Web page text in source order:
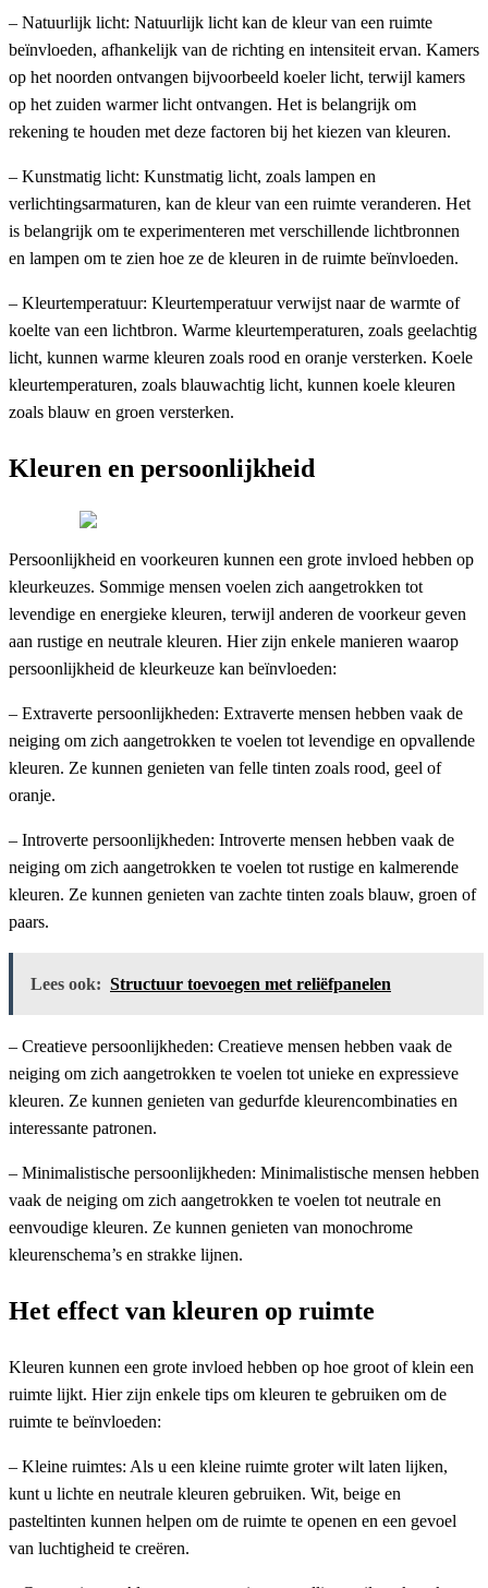
– Natuurlijk licht: Natuurlijk licht kan de kleur van een ruimte
beïnvloeden, afhankelijk van de richting en intensiteit ervan. Kamers
op het noorden ontvangen bijvoorbeeld koeler licht, terwijl kamers
op het zuiden warmer licht ontvangen. Het is belangrijk om
rekening te houden met deze factoren bij het kiezen van kleuren.
– Kunstmatig licht: Kunstmatig licht, zoals lampen en
verlichtingsarmaturen, kan de kleur van een ruimte veranderen. Het
is belangrijk om te experimenteren met verschillende lichtbronnen
en lampen om te zien hoe ze de kleuren in de ruimte beïnvloeden.
– Kleurtemperatuur: Kleurtemperatuur verwijst naar de warmte of
koelte van een lichtbron. Warme kleurtemperaturen, zoals geelachtig
licht, kunnen warme kleuren zoals rood en oranje versterken. Koele
kleurtemperaturen, zoals blauwachtig licht, kunnen koele kleuren
zoals blauw en groen versterken.
Kleuren en persoonlijkheid
Persoonlijkheid en voorkeuren kunnen een grote invloed hebben op
kleurkeuzes. Sommige mensen voelen zich aangetrokken tot
levendige en energieke kleuren, terwijl anderen de voorkeur geven
aan rustige en neutrale kleuren. Hier zijn enkele manieren waarop
persoonlijkheid de kleurkeuze kan beïnvloeden:
– Extraverte persoonlijkheden: Extraverte mensen hebben vaak de
neiging om zich aangetrokken te voelen tot levendige en opvallende
kleuren. Ze kunnen genieten van felle tinten zoals rood, geel of
oranje.
– Introverte persoonlijkheden: Introverte mensen hebben vaak de
neiging om zich aangetrokken te voelen tot rustige en kalmerende
kleuren. Ze kunnen genieten van zachte tinten zoals blauw, groen of
paars.
Lees ook: Structuur toevoegen met reliëfpanelen
– Creatieve persoonlijkheden: Creatieve mensen hebben vaak de
neiging om zich aangetrokken te voelen tot unieke en expressieve
kleuren. Ze kunnen genieten van gedurfde kleurencombinaties en
interessante patronen.
– Minimalistische persoonlijkheden: Minimalistische mensen hebben
vaak de neiging om zich aangetrokken te voelen tot neutrale en
eenvoudige kleuren. Ze kunnen genieten van monochrome
kleurenschema’s en strakke lijnen.
Het effect van kleuren op ruimte
Kleuren kunnen een grote invloed hebben op hoe groot of klein een
ruimte lijkt. Hier zijn enkele tips om kleuren te gebruiken om de
ruimte te beïnvloeden:
– Kleine ruimtes: Als u een kleine ruimte groter wilt laten lijken,
kunt u lichte en neutrale kleuren gebruiken. Wit, beige en
pasteltinten kunnen helpen om de ruimte te openen en een gevoel
van luchtigheid te creëren.